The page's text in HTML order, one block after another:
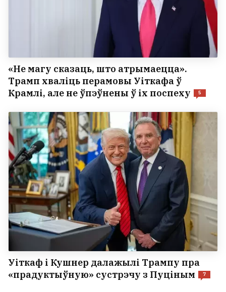
«Не магу сказаць, што атрымаецца».
Трамп хваліць перамовы Уіткафа ў
Крамлі, але не ўпэўнены ў іх поспеху
5
Уіткаф і Кушнер далажылі Трампу пра
«прадуктыўную» сустрэчу з Пуціным
7